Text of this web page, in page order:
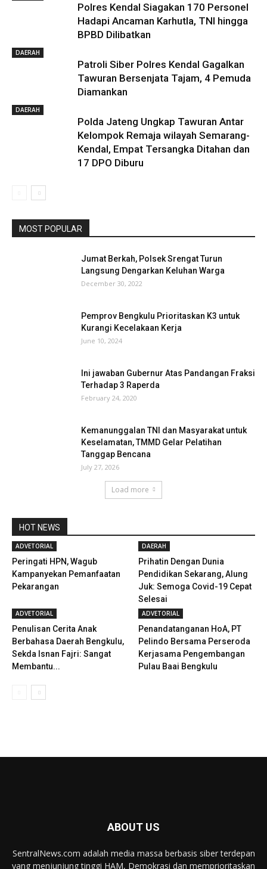
Polres Kendal Siagakan 170 Personel
Hadapi Ancaman Karhutla, TNI hingga
BPBD Dilibatkan
DAERAH
Patroli Siber Polres Kendal Gagalkan
Tawuran Bersenjata Tajam, 4 Pemuda
Diamankan
DAERAH
Polda Jateng Ungkap Tawuran Antar
Kelompok Remaja wilayah Semarang-
Kendal, Empat Tersangka Ditahan dan
17 DPO Diburu
MOST POPULAR
Jumat Berkah, Polsek Srengat Turun
Langsung Dengarkan Keluhan Warga
December 30, 2022
Pemprov Bengkulu Prioritaskan K3 untuk
Kurangi Kecelakaan Kerja
June 10, 2024
Ini jawaban Gubernur Atas Pandangan Fraksi
Terhadap 3 Raperda
February 24, 2020
Kemanunggalan TNI dan Masyarakat untuk
Keselamatan, TMMD Gelar Pelatihan
Tanggap Bencana
July 27, 2026
Load more
HOT NEWS
ADVETORIAL
Peringati HPN, Wagub
Kampanyekan Pemanfaatan
Pekarangan
DAERAH
Prihatin Dengan Dunia
Pendidikan Sekarang, Alung
Juk: Semoga Covid-19 Cepat
Selesai
ADVETORIAL
Penulisan Cerita Anak
Berbahasa Daerah Bengkulu,
Sekda Isnan Fajri: Sangat
Membantu...
ADVETORIAL
Penandatanganan HoA, PT
Pelindo Bersama Perseroda
Kerjasama Pengembangan
Pulau Baai Bengkulu
ABOUT US
SentralNews.com adalah media massa berbasis siber terdepan
yang menjunjung tinggi HAM, Demokrasi dan memprioritaskan